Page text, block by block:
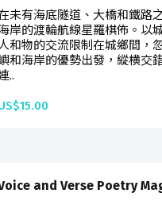
未有海底隧道、大橋和鐵路
岸的渡輪航線星羅棋佈。以
和物的交流限制在城鄉間，
和海岸的優勢出發，縱横交
..
and Verse Poetry